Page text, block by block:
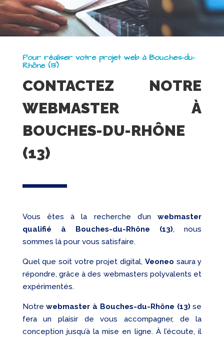
Pour réaliser votre projet web à Bouches-du-
Rhône (13)
CONTACTEZ NOTRE
WEBMASTER À
BOUCHES-DU-RHÔNE
(13)
Vous êtes à la recherche d’unwebmaster
qualifié
à Bouches-du-Rhône (13), nous
sommes là pour vous satisfaire.
Quel que soit votre projet digital, Veoneo saura y
répondre, grâce à des webmasters polyvalents et
expérimentés.
Notrewebmaster à Bouches-du-Rhône (13) se
fera un plaisir de vous accompagner, de la
conception jusqu’à la mise en ligne. À l’écoute, il